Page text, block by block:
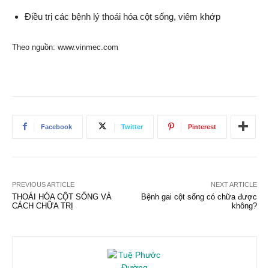
Điều trị các bệnh lý thoái hóa cột sống, viêm khớp
Theo nguồn: www.vinmec.com
Facebook Twitter Pinterest
PREVIOUS ARTICLE
THOÁI HÓA CỘT SỐNG VÀ
CÁCH CHỮA TRỊ
NEXT ARTICLE
Bệnh gai cột sống có chữa được
không?